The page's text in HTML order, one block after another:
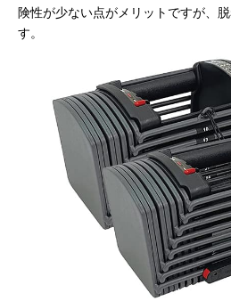
険性が少ない点がメリットですが、
す。